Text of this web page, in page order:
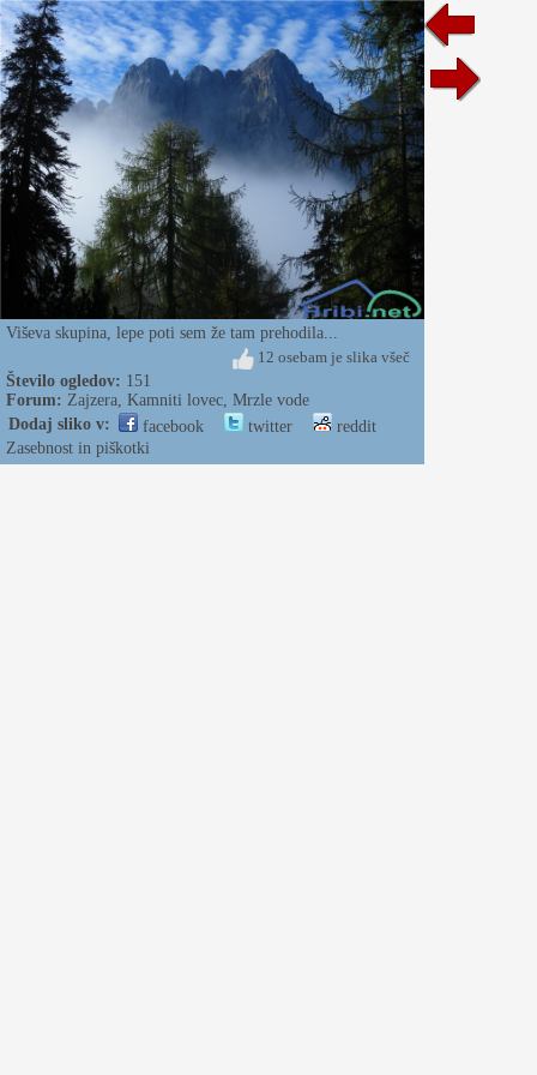
Viševa skupina, lepe poti sem že tam prehodila...
12 osebam je slika všeč
Število ogledov: 151
Forum: Zajzera, Kamniti lovec, Mrzle vode
Dodaj sliko v:
facebook twitter
reddit
Zasebnost in piškotki